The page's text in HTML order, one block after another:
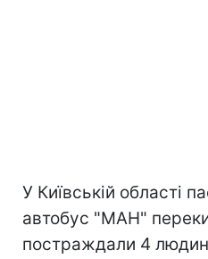
У Київській області
автобус "МАН"
постраждали 4